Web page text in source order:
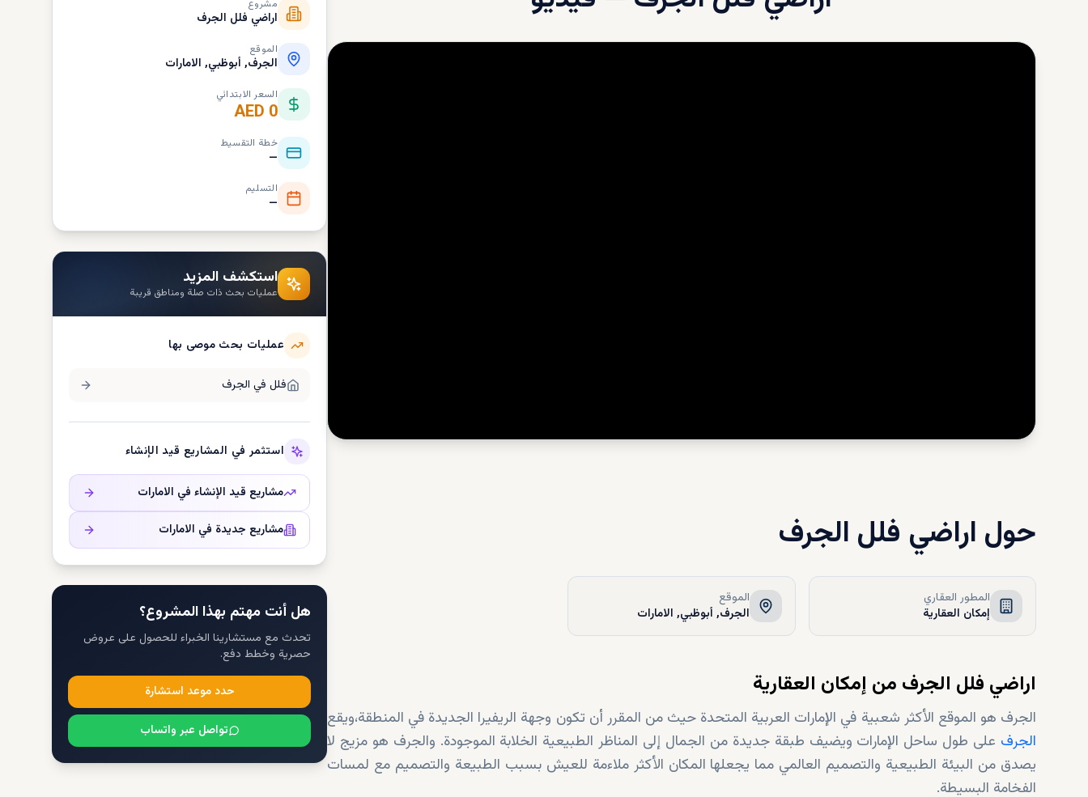
حول اراضي فلل الجرف
المطور العقاري
إمكان العقارية
الموقع
الجرف, أبوظبي, الامارات
اراضي فلل الجرف من إمكان العقارية
الجرف هو الموقع الأكثر شعبية في الإمارات العربية المتحدة حيث من المقرر أن تكون وجهة الريفيرا الجديدة في المنطقة،ويقع
الجرف على طول ساحل الإمارات ويضيف طبقة جديدة من الجمال إلى المناظر الطبيعية الخلابة الموجودة. والجرف هو مزيج لا
يصدق من البيئة الطبيعية والتصميم العالمي مما يجعلها المكان الأكثر ملاءمة للعيش بسبب الطبيعة والتصميم مع لمسات
الفخامة البسيطة.
مشروع
اراضي فلل الجرف
الموقع
الجرف, أبوظبي, الامارات
السعر الابتدائي
AED 0
خطة التقسيط
—
التسليم
—
استكشف المزيد
عمليات بحث ذات صلة ومناطق قريبة
عمليات بحث موصى بها
فلل في الجرف
استثمر في المشاريع قيد الإنشاء
مشاريع قيد الإنشاء في الامارات
مشاريع جديدة في الامارات
هل أنت مهتم بهذا المشروع؟
تحدث مع مستشارينا الخبراء للحصول على عروض
حصرية وخطط دفع.
حدد موعد استشارة
تواصل عبر واتساب